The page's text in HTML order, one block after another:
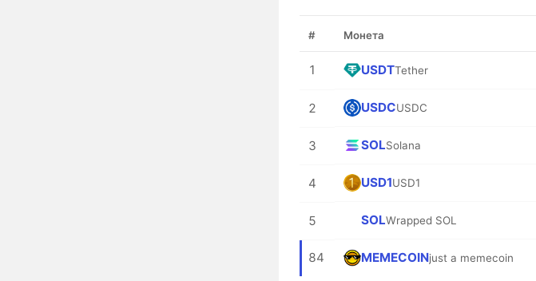
# Монета
1 USDTTether
2 USDCUSDC
3 SOLSolana
4 USD1USD1
5 SOLWrapped SOL
84 MEMECOINjust a memecoin